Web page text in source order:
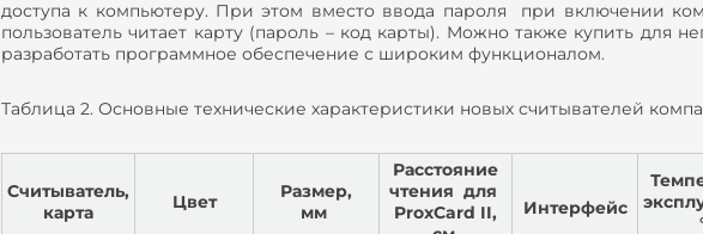
доступа к компьютеру. При этом вместо ввода пароля при включении
пользователь читает карту (пароль – код карты). Можно также купить для
разработать программное обеспечение с широким функционалом.
Таблица 2. Основные технические характеристики новых считывателей
Считыватель,
карта
Цвет
Размер,
мм
Расстояние
чтения для
ProxCard II,
Интерфейс